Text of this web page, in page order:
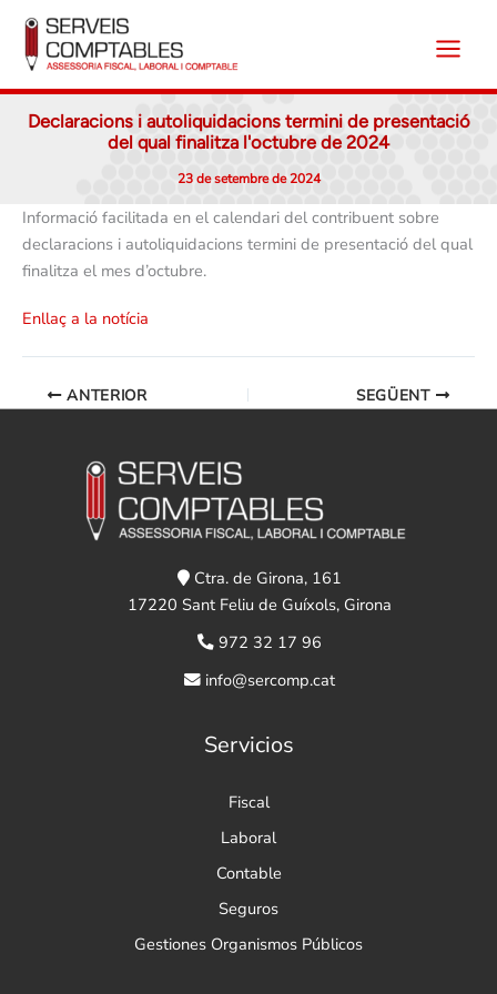
contingut
Declaracions i autoliquidacions termini de presentació
del qual finalitza l'octubre de 2024
23 de setembre de 2024
Informació facilitada en el calendari del contribuent sobre
declaracions i autoliquidacions termini de presentació del qual
finalitza el mes d’octubre.
Enllaç a la notícia
ANTERIOR SEGÜENT
Ctra. de Girona, 161
17220 Sant Feliu de Guíxols, Girona
972 32 17 96
info@sercomp.cat
Servicios
Fiscal
Laboral
Contable
Seguros
Gestiones Organismos Públicos